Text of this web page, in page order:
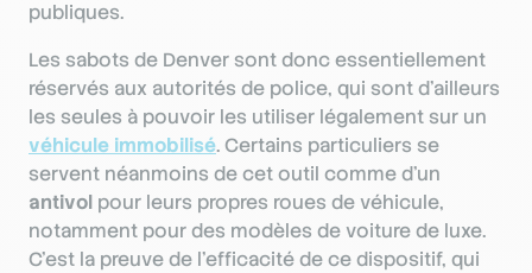
publiques.
Les sabots de Denver sont donc essentiellement
réservés aux autorités de police, qui sont d’ailleurs
les seules à pouvoir les utiliser légalement sur un
véhicule immobilisé. Certains particuliers se
servent néanmoins de cet outil comme d’un
antivol pour leurs propres roues de véhicule,
notamment pour des modèles de voiture de luxe.
C’est la preuve de l’efficacité de ce dispositif, qui